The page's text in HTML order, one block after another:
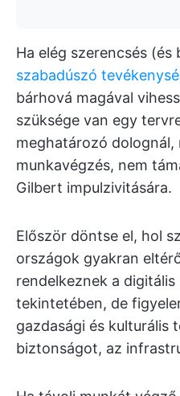
Ha elég szerencsés
szabadúszó
bárhová magával
szüksége van egy
meghatározó dolognál,
munkavégzés, nem
Gilbert impulzivitására.
Először döntse el, hol
országok gyakran
rendelkeznek a
tekintetében, de
gazdasági és kulturális
biztonságot, az